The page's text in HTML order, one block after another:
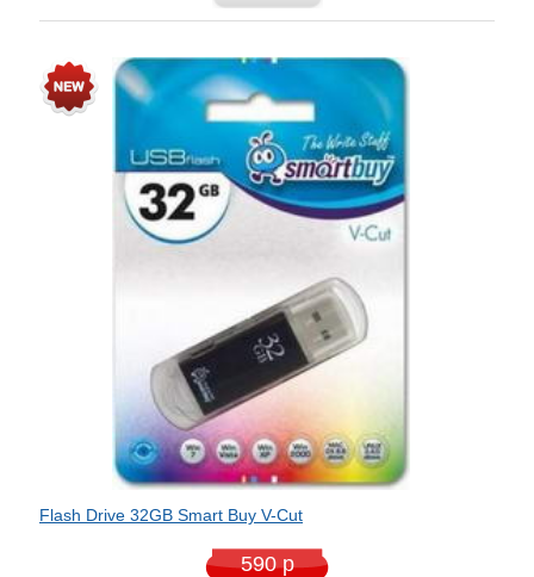
Flash Drive 32GB Smart Buy V-Cut
590 р